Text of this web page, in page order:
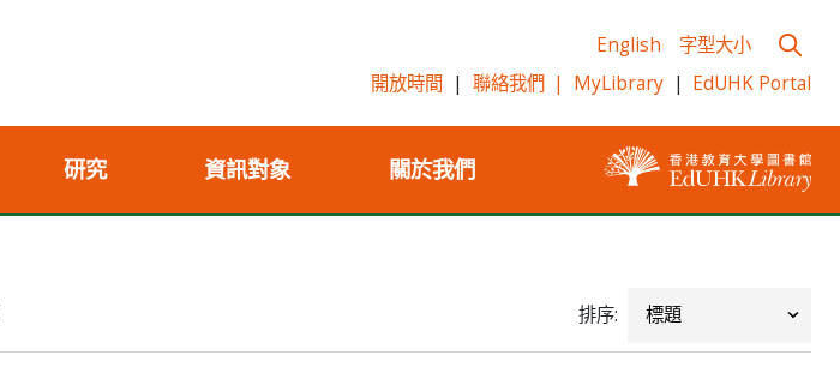
English
字型大小
開放時間
| 聯絡我們 | MyLibrary | EdUHK Portal
研究 資訊對象 關於我們
排序: